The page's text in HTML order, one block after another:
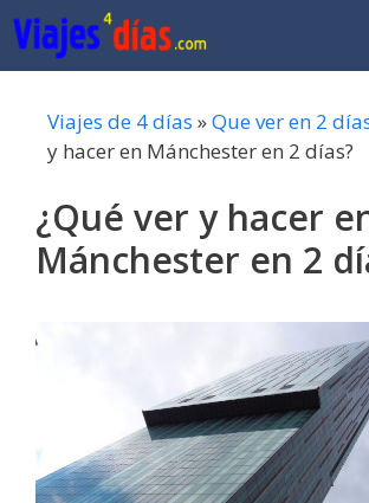
Saltar
al
contenido
Viajes de 4 días »Que ver en 2
y hacer en Mánchester en 2 días?
¿Qué ver y hacer
Mánchester en 2